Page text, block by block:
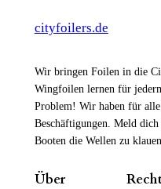
cityfoilers.de
Wir bringen Foilen in die
Wingfoilen lernen für
Problem! Wir haben für alle
Beschäftigungen. Meld
Booten die Wellen zu
Über